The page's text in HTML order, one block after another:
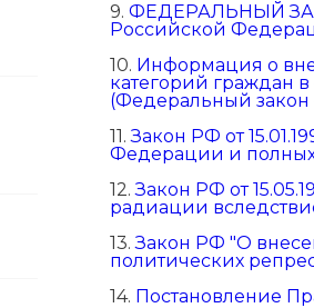
9. ФЕДЕРАЛЬНЫЙ
Российской
10. Информация о
категорий граждан
(Федеральный закон
11.Закон РФ от
Федерации и
12.Закон РФ от
радиации
13.Закон РФ "О
политических
14. Постановление